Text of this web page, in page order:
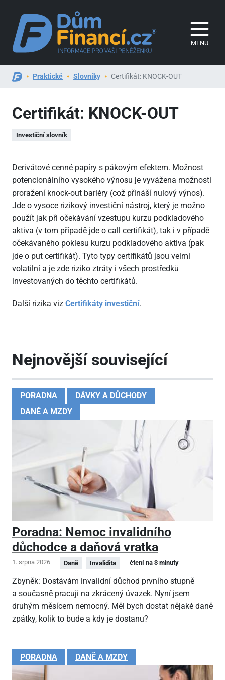
MENU
Praktické Slovníky Certifikát: KNOCK-OUT
Certifikát: KNOCK-OUT
Investiční slovník
Derivátové cenné papíry s pákovým efektem. Možnost
potencionálního vysokého výnosu je vyvážena možnosti
proražení knock-out bariéry (což přináší nulový výnos).
Jde o vysoce rizikový investiční nástroj, který je možno
použít jak při očekávání vzestupu kurzu podkladového
aktiva (v tom případě jde o call certifikát), tak i v případě
očekávaného poklesu kurzu podkladového aktiva (pak
jde o put certifikát). Tyto typy certifikátů jsou velmi
volatilní a je zde riziko ztráty i všech prostředků
investovaných do těchto certifikátů.
Další rizika viz Certifikáty investiční.
Nejnovější související
PORADNA
DÁVKY A DŮCHODY
DANĚ A MZDY
Poradna: Nemoc invalidního
důchodce a daňová vratka
1. srpna 2026 Daně Invalidita čtení na 3 minuty
Zbyněk: Dostávám invalidní důchod prvního stupně
a současně pracuji na zkrácený úvazek. Nyní jsem
druhým měsícem nemocný. Měl bych dostat nějaké daně
zpátky, kolik to bude a kdy je dostanu?
PORADNA DANĚ A MZDY